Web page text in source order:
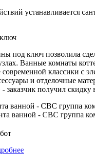
устанавливается
под ключ позволила
Ванные комнаты
классики с
и отделочные
заказчик получил скидку